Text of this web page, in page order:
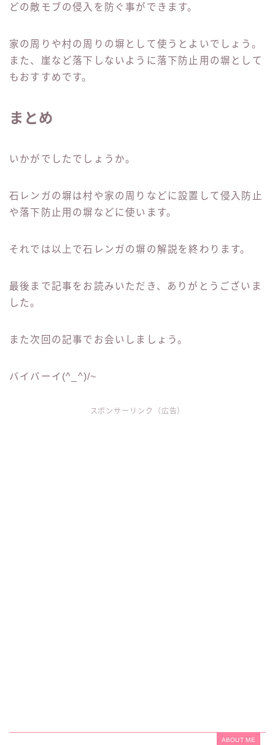
どの敵モブの侵入を防ぐ事ができます。
家の周りや村の周りの塀として使うとよいでしょう。
また、崖など落下しないように落下防止用の塀として
もおすすめです。
まとめ
いかがでしたでしょうか。
石レンガの塀は村や家の周りなどに設置して侵入防止
や落下防止用の塀などに使います。
それでは以上で石レンガの塀の解説を終わります。
最後まで記事をお読みいただき、ありがとうございま
した。
また次回の記事でお会いしましょう。
バイバーイ(^_^)/~
スポンサーリンク（広告）
ABOUT ME